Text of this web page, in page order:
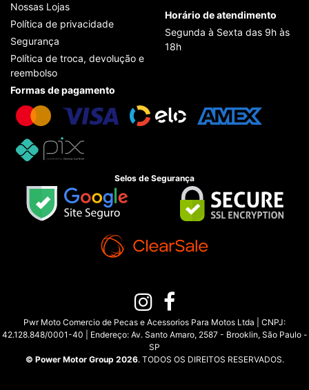
Nossas Lojas
Política de privacidade
Segurança
Política de troca, devolução e
reembolso
Horário de atendimento
Segunda à Sexta das 9h às
18h
Formas de pagamento
Selos de Segurança
Pwr Moto Comercio de Pecas e Acessorios Para Motos Ltda | CNPJ:
42.128.848/0001-40 | Endereço: Av. Santo Amaro, 2587 - Brooklin, São Paulo -
SP
© Power Motor Group 2026. TODOS OS DIREITOS RESERVADOS.